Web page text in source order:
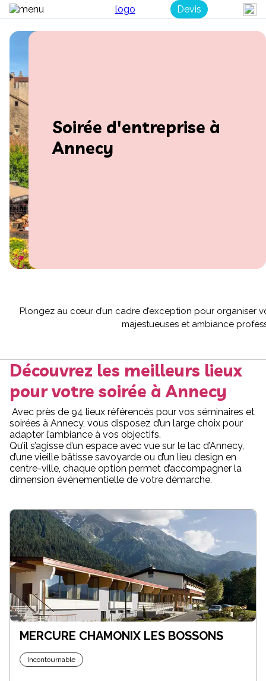
Devis
Soirée d'entreprise à
Annecy
Plongez au cœur d’un cadre d’exception pour organiser
majestueuses et ambiance
Découvrez les meilleurs lieux
pour votre soirée à Annecy
Avec près de 94 lieux référencés pour vos séminaires et
soirées à Annecy, vous disposez d’un large choix pour
adapter l’ambiance à vos objectifs.
Qu’il s’agisse d’un espace avec vue sur le lac d’Annecy,
d’une vieille bâtisse savoyarde ou d’un lieu design en
centre-ville, chaque option permet d’accompagner la
dimension événementielle de votre démarche.
MERCURE CHAMONIX LES BOSSONS
Incontournable